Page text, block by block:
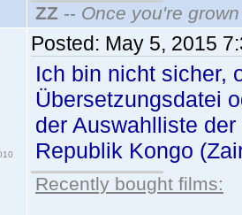
ZZ -- Once you're
Posted: May 5, 2015
Ich bin nicht sicher,
Übersetzungsdatei
der Auswahlliste
Republik Kongo
Recently bought films: